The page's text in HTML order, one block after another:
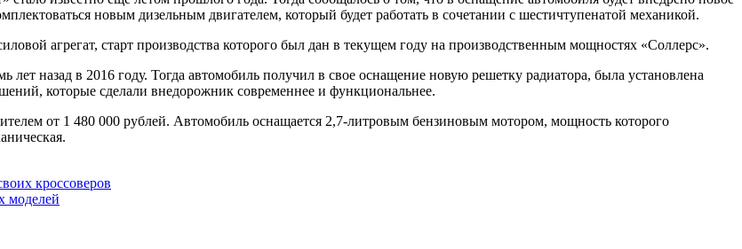
новым дизельным двигателем, который будет работать в сочетании с шестичтупенатой механикой.
агрегат, старт производства которого был дан в текущем году на производственным мощностях «Соллерс».
назад в 2016 году. Тогда автомобиль получил в свое оснащение новую решетку радиатора, была установлена
которые сделали внедорожник современнее и функциональнее.
от 1 480 000 рублей. Автомобиль оснащается 2,7-литровым бензиновым мотором, мощность которого
кроссоверов
моделей